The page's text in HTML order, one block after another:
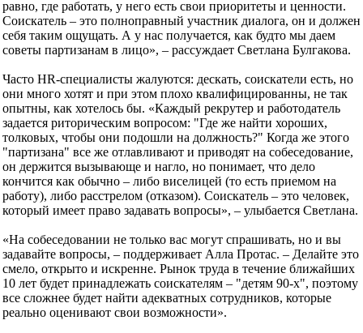
равно, где работать, у него есть свои приоритеты и ценности.
Соискатель – это полноправный участник диалога, он и должен
себя таким ощущать. А у нас получается, как будто мы даем
советы партизанам в лицо», – рассуждает Светлана Булгакова.
Часто HR-специалисты жалуются: дескать, соискатели есть, но
они много хотят и при этом плохо квалифицированны, не так
опытны, как хотелось бы. «Каждый рекрутер и работодатель
задается риторическим вопросом: "Где же найти хороших,
толковых, чтобы они подошли на должность?" Когда же этого
"партизана" все же отлавливают и приводят на собеседование,
он держится вызывающе и нагло, но понимает, что дело
кончится как обычно – либо виселицей (то есть приемом на
работу), либо расстрелом (отказом). Соискатель – это человек,
который имеет право задавать вопросы», – улыбается Светлана.
«На собеседовании не только вас могут спрашивать, но и вы
задавайте вопросы, – поддерживает Алла Протас. – Делайте это
смело, открыто и искренне. Рынок труда в течение ближайших
10 лет будет принадлежать соискателям – "детям 90-х", поэтому
все сложнее будет найти адекватных сотрудников, которые
реально оценивают свои возможности».